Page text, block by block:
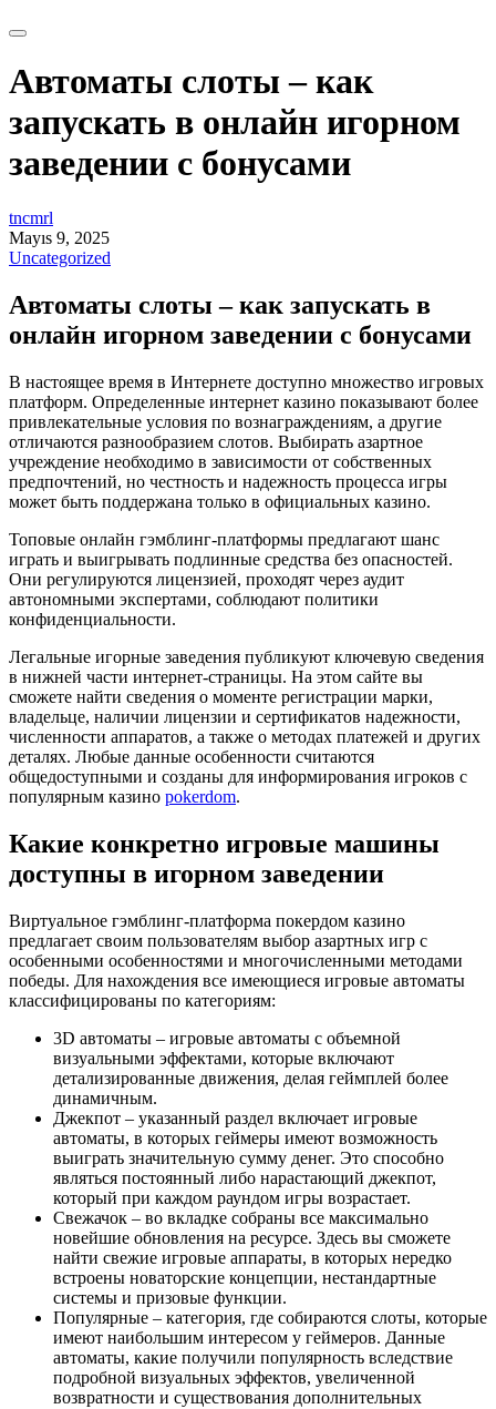
Автоматы слоты – как
запускать в онлайн игорном
заведении с бонусами
tncmrl
Mayıs 9, 2025
Uncategorized
Автоматы слоты – как запускать в
онлайн игорном заведении с бонусами
В настоящее время в Интернете доступно множество игровых
платформ. Определенные интернет казино показывают более
привлекательные условия по вознаграждениям, а другие
отличаются разнообразием слотов. Выбирать азартное
учреждение необходимо в зависимости от собственных
предпочтений, но честность и надежность процесса игры
может быть поддержана только в официальных казино.
Топовые онлайн гэмблинг-платформы предлагают шанс
играть и выигрывать подлинные средства без опасностей.
Они регулируются лицензией, проходят через аудит
автономными экспертами, соблюдают политики
конфиденциальности.
Легальные игорные заведения публикуют ключевую сведения
в нижней части интернет-страницы. На этом сайте вы
сможете найти сведения о моменте регистрации марки,
владельце, наличии лицензии и сертификатов надежности,
численности аппаратов, а также о методах платежей и других
деталях. Любые данные особенности считаются
общедоступными и созданы для информирования игроков с
популярным казино pokerdom.
Какие конкретно игровые машины
доступны в игорном заведении
Виртуальное гэмблинг-платформа покердом казино
предлагает своим пользователям выбор азартных игр с
особенными особенностями и многочисленными методами
победы. Для нахождения все имеющиеся игровые автоматы
классифицированы по категориям:
3D автоматы – игровые автоматы с объемной
визуальными эффектами, которые включают
детализированные движения, делая геймплей более
динамичным.
Джекпот – указанный раздел включает игровые
автоматы, в которых геймеры имеют возможность
выиграть значительную сумму денег. Это способно
являться постоянный либо нарастающий джекпот,
который при каждом раундом игры возрастает.
Свежачок – во вкладке собраны все максимально
новейшие обновления на ресурсе. Здесь вы сможете
найти свежие игровые аппараты, в которых нередко
встроены новаторские концепции, нестандартные
системы и призовые функции.
Популярные – категория, где собираются слоты, которые
имеют наибольшим интересом у геймеров. Данные
автоматы, какие получили популярность вследствие
подробной визуальных эффектов, увеличенной
возвратности и существования дополнительных